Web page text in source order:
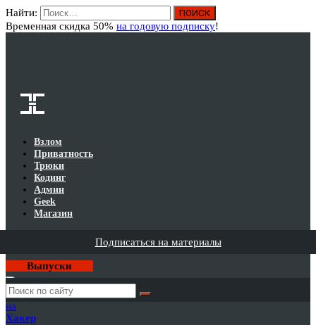
Найти:
Временная скидка 50% на годовую подписку!
Взлом
Приватность
Трюки
Кодинг
Админ
Geek
Магазин
Подписаться на материалы
Выпуски
Годовая
подписка
на
Хакер